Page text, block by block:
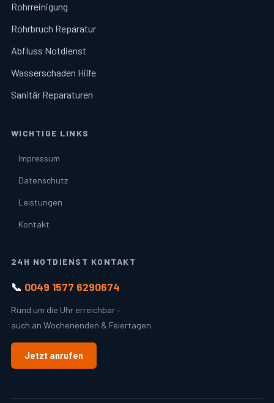
Rohrreinigung
Rohrbruch Reparatur
Abfluss Notdienst
Wasserschaden Hilfe
Sanitär Reparaturen
WICHTIGE LINKS
Impressum
Datenschutz
Leistungen
Kontakt
24H NOTDIENST KONTAKT
📞 0049 1577 6290674
Rund um die Uhr erreichbar –
auch an Wochenenden & Feiertagen.
Jetzt anrufen